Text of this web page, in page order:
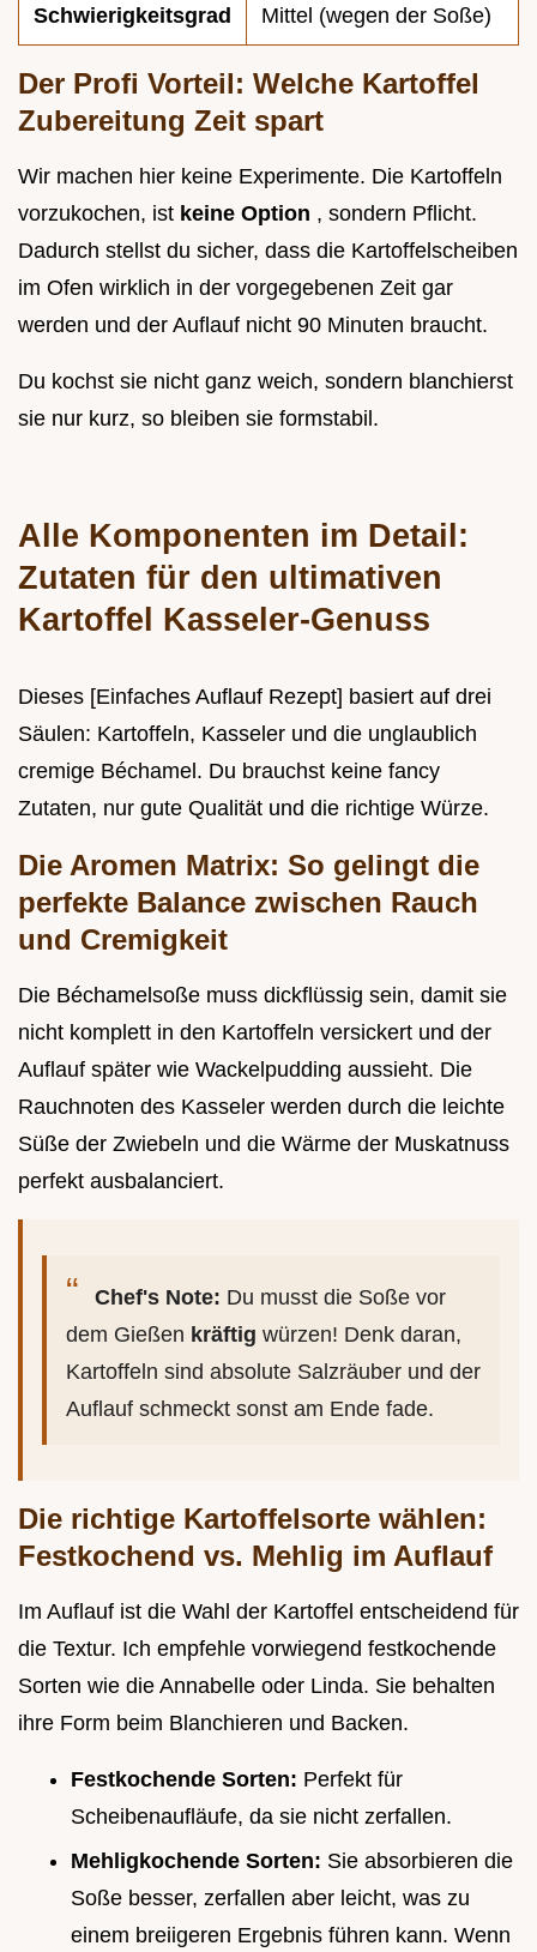
Schwierigkeitsgrad Mittel (wegen der Soße)
Der Profi Vorteil: Welche Kartoffel
Zubereitung Zeit spart
Wir machen hier keine Experimente. Die Kartoffeln
vorzukochen, ist keine Option , sondern Pflicht.
Dadurch stellst du sicher, dass die Kartoffelscheiben
im Ofen wirklich in der vorgegebenen Zeit gar
werden und der Auflauf nicht 90 Minuten braucht.
Du kochst sie nicht ganz weich, sondern blanchierst
sie nur kurz, so bleiben sie formstabil.
Alle Komponenten im Detail:
Zutaten für den ultimativen
Kartoffel Kasseler-Genuss
Dieses [Einfaches Auflauf Rezept] basiert auf drei
Säulen: Kartoffeln, Kasseler und die unglaublich
cremige Béchamel. Du brauchst keine fancy
Zutaten, nur gute Qualität und die richtige Würze.
Die Aromen Matrix: So gelingt die
perfekte Balance zwischen Rauch
und Cremigkeit
Die Béchamelsoße muss dickflüssig sein, damit sie
nicht komplett in den Kartoffeln versickert und der
Auflauf später wie Wackelpudding aussieht. Die
Rauchnoten des Kasseler werden durch die leichte
Süße der Zwiebeln und die Wärme der Muskatnuss
perfekt ausbalanciert.
Chef's Note: Du musst die Soße vor
dem Gießen kräftig würzen! Denk daran,
Kartoffeln sind absolute Salzräuber und der
Auflauf schmeckt sonst am Ende fade.
Die richtige Kartoffelsorte wählen:
Festkochend vs. Mehlig im Auflauf
Im Auflauf ist die Wahl der Kartoffel entscheidend für
die Textur. Ich empfehle vorwiegend festkochende
Sorten wie die Annabelle oder Linda. Sie behalten
ihre Form beim Blanchieren und Backen.
Festkochende Sorten: Perfekt für
Scheibenaufläufe, da sie nicht zerfallen.
Mehligkochende Sorten: Sie absorbieren die
Soße besser, zerfallen aber leicht, was zu
einem breiigeren Ergebnis führen kann. Wenn